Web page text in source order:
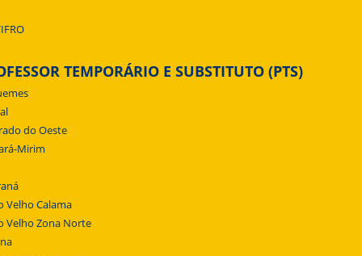
TEMPORÁRIO E SUBSTITUTO (PTS)
do Oeste
Mirim
Velho Calama
Velho Zona Norte